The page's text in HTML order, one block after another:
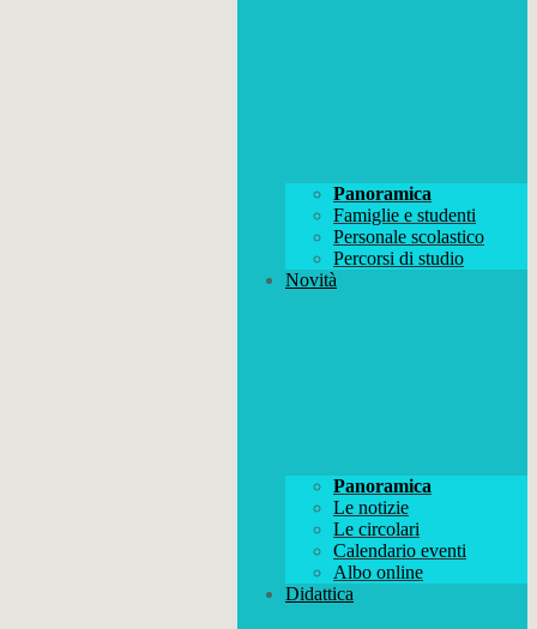
Panoramica
Famiglie e studenti
Personale scolastico
Percorsi di studio
Novità
Panoramica
Le notizie
Le circolari
Calendario eventi
Albo online
Didattica